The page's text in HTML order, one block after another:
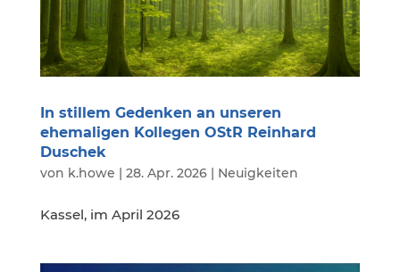
In stillem Gedenken an unseren
ehemaligen Kollegen OStR Reinhard
Duschek
von k.howe 28. Apr. 2026| Neuigkeiten
Kassel, im April 2026